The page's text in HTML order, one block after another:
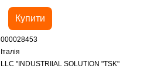
Купити
000028453
Італія
LLC "INDUSTRIIAL SOLUTION "TSK"